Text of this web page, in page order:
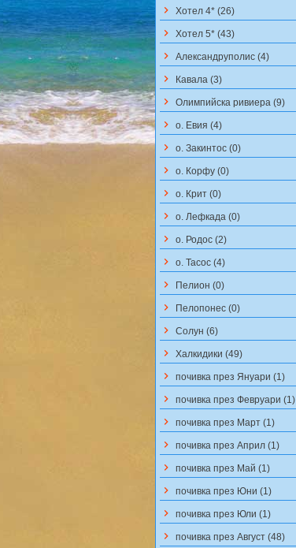
keyboard_arrow_right Хотел 4* (26)
keyboard_arrow_right Хотел 5* (43)
keyboard_arrow_right Aлександруполис (4)
keyboard_arrow_right Кавала (3)
keyboard_arrow_right Олимпийска ривиера (9)
keyboard_arrow_right о. Евия (4)
keyboard_arrow_right о. Закинтос (0)
keyboard_arrow_right о. Корфу (0)
keyboard_arrow_right о. Крит (0)
keyboard_arrow_right о. Лефкада (0)
keyboard_arrow_right о. Родос (2)
keyboard_arrow_right о. Тасос (4)
keyboard_arrow_right Пелион (0)
keyboard_arrow_right Пелопонес (0)
keyboard_arrow_right Солун (6)
keyboard_arrow_right Халкидики (49)
keyboard_arrow_right почивка през Януари (1)
keyboard_arrow_right почивка през Февруари (1)
keyboard_arrow_right почивка през Март (1)
keyboard_arrow_right почивка през Април (1)
keyboard_arrow_right почивка през Май (1)
keyboard_arrow_right почивка през Юни (1)
keyboard_arrow_right почивка през Юли (1)
keyboard_arrow_right почивка през Август (48)